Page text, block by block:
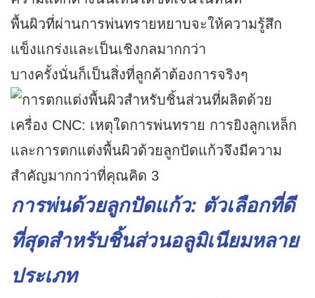
พื้นผิวที่ผ่านการพ่นทรายหยาบจะให้ความรู้สึก
แข็งแกร่งและเป็นเชิงกลมากกว่า
บางครั้งนั่นก็เป็นสิ่งที่ลูกค้าต้องการจริงๆ
การพ่นด้วยลูกปัดแก้ว: ตัวเลือกที่ดี
ที่สุดสำหรับชิ้นส่วนอลูมิเนียมหลาย
ประเภท